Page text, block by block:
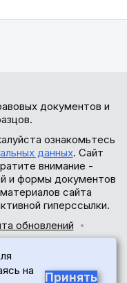
документов и
ознакомьтесь
данных. Сайт
внимание -
и формы документов
сайта
гиперссылки.
обновлений
на
Принять